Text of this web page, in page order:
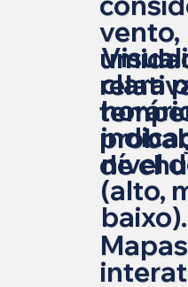
clara
nível
(alto,
baixo).
vento,
de